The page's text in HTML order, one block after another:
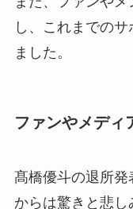
し、これまでの
ました。
ファンやメディ
髙橋優斗の退所
からは驚きと悲し